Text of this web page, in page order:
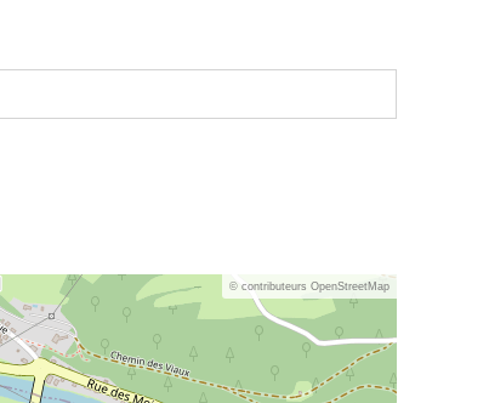
© contributeurs OpenStreetMap